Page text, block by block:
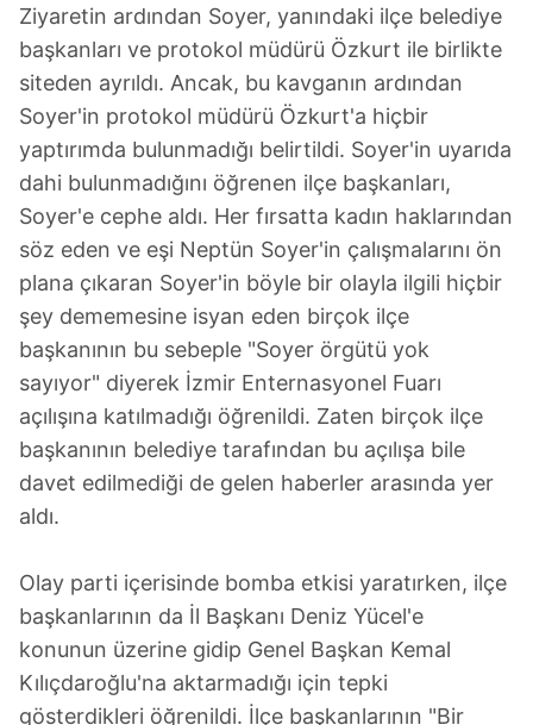
Ziyaretin ardından Soyer, yanındaki ilçe belediye
başkanları ve protokol müdürü Özkurt ile birlikte
siteden ayrıldı. Ancak, bu kavganın ardından
Soyer'in protokol müdürü Özkurt'a hiçbir
yaptırımda bulunmadığı belirtildi. Soyer'in uyarıda
dahi bulunmadığını öğrenen ilçe başkanları,
Soyer'e cephe aldı. Her fırsatta kadın haklarından
söz eden ve eşi Neptün Soyer'in çalışmalarını ön
plana çıkaran Soyer'in böyle bir olayla ilgili hiçbir
şey dememesine isyan eden birçok ilçe
başkanının bu sebeple "Soyer örgütü yok
sayıyor" diyerek İzmir Enternasyonel Fuarı
açılışına katılmadığı öğrenildi. Zaten birçok ilçe
başkanının belediye tarafından bu açılışa bile
davet edilmediği de gelen haberler arasında yer
aldı.
Olay parti içerisinde bomba etkisi yaratırken, ilçe
başkanlarının da İl Başkanı Deniz Yücel'e
konunun üzerine gidip Genel Başkan Kemal
Kılıçdaroğlu'na aktarmadığı için tepki
gösterdikleri öğrenildi. İlçe başkanlarının "Bir